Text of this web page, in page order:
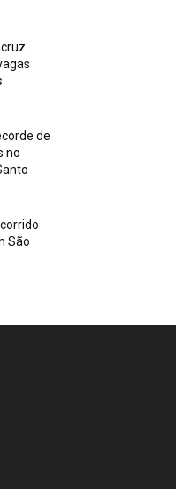
de
no
São